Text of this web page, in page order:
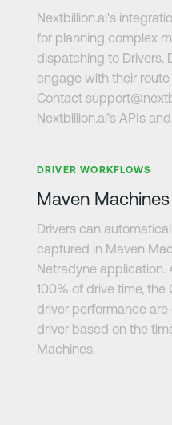
Nextbillion.ai's
for planning complex
dispatching to Drivers.
engage with their route
Contact
Nextbillion.ai’s APIs
DRIVER WORKFLOWS
Maven Machines
Drivers can
captured in Maven
Netradyne application.
100% of drive time, the
driver performance
driver based on the
Machines.